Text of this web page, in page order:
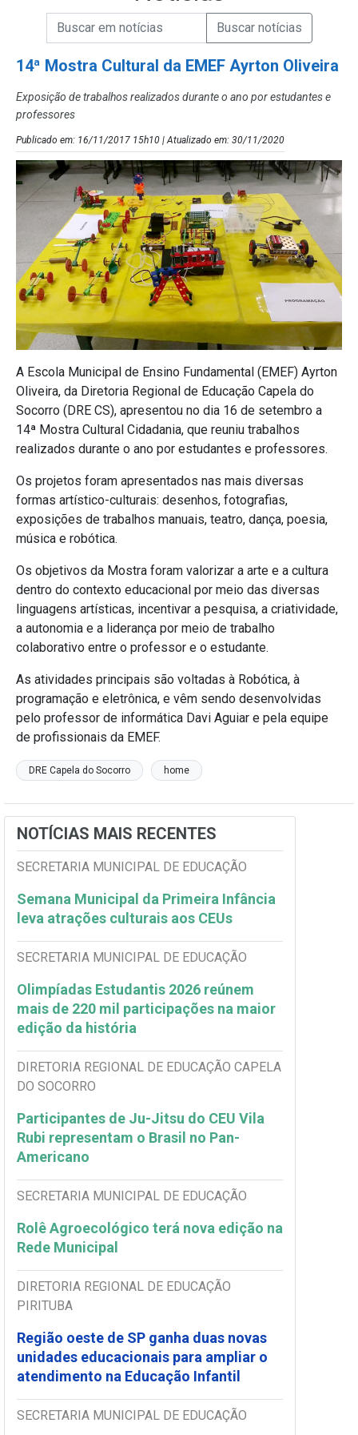
Campo de Busca de Notícias
Campo de Busca de informaçõesEnviar a Busca de Notícias
14ª Mostra Cultural da EMEF Ayrton Oliveira
Exposição de trabalhos realizados durante o ano por estudantes e
professores
Publicado em: 16/11/2017 15h10 | Atualizado em: 30/11/2020
A Escola Municipal de Ensino Fundamental (EMEF) Ayrton
Oliveira, da Diretoria Regional de Educação Capela do
Socorro (DRE CS), apresentou no dia 16 de setembro a
14ª Mostra Cultural Cidadania, que reuniu trabalhos
realizados durante o ano por estudantes e professores.
Os projetos foram apresentados nas mais diversas
formas artístico-culturais: desenhos, fotografias,
exposições de trabalhos manuais, teatro, dança, poesia,
música e robótica.
Os objetivos da Mostra foram valorizar a arte e a cultura
dentro do contexto educacional por meio das diversas
linguagens artísticas, incentivar a pesquisa, a criatividade,
a autonomia e a liderança por meio de trabalho
colaborativo entre o professor e o estudante.
As atividades principais são voltadas à Robótica, à
programação e eletrônica, e vêm sendo desenvolvidas
pelo professor de informática Davi Aguiar e pela equipe
de profissionais da EMEF.
DRE Capela do Socorro home
NOTÍCIAS MAIS RECENTES
SECRETARIA MUNICIPAL DE EDUCAÇÃO
Semana Municipal da Primeira Infância
leva atrações culturais aos CEUs
SECRETARIA MUNICIPAL DE EDUCAÇÃO
Olimpíadas Estudantis 2026 reúnem
mais de 220 mil participações na maior
edição da história
DIRETORIA REGIONAL DE EDUCAÇÃO CAPELA
DO SOCORRO
Participantes de Ju-Jitsu do CEU Vila
Rubi representam o Brasil no Pan-
Americano
SECRETARIA MUNICIPAL DE EDUCAÇÃO
Rolê Agroecológico terá nova edição na
Rede Municipal
DIRETORIA REGIONAL DE EDUCAÇÃO
PIRITUBA
Região oeste de SP ganha duas novas
unidades educacionais para ampliar o
atendimento na Educação Infantil
SECRETARIA MUNICIPAL DE EDUCAÇÃO